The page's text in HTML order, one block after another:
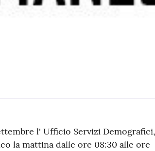
l' Ufficio Servizi Demografici,
la mattina dalle ore 08:30 alle ore